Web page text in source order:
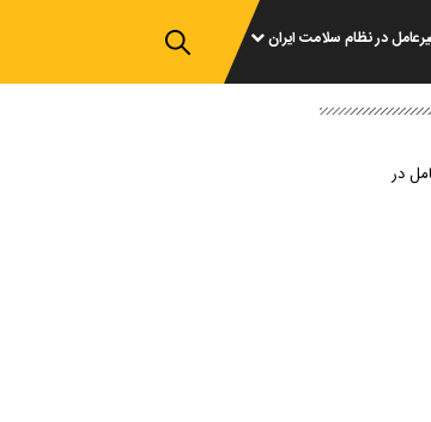
در نظام سلامت ایران
در